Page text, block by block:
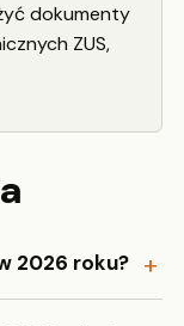
dokumenty
ZUS,
2026 roku?